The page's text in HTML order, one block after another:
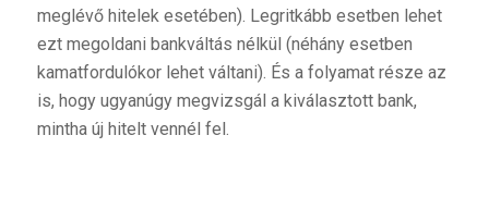
meglévő hitelek esetében). Legritkább esetben lehet
ezt megoldani bankváltás nélkül (néhány esetben
kamatfordulókor lehet váltani). És a folyamat része az
is, hogy ugyanúgy megvizsgál a kiválasztott bank,
mintha új hitelt vennél fel.